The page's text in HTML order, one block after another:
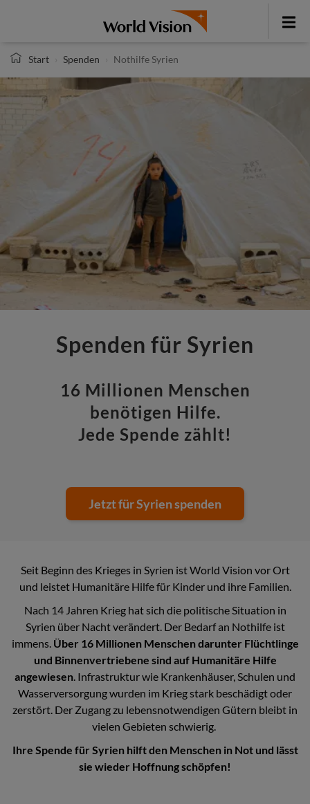
Toggle
Start
Spenden Nothilfe Syrien
Spenden für Syrien
16 Millionen Menschen
benötigen Hilfe.
Jede Spende zählt!
Jetzt für Syrien spenden
Seit Beginn des Krieges in Syrien ist World Vision vor Ort
und leistet Humanitäre Hilfe für Kinder und ihre Familien.
Nach 14 Jahren Krieg hat sich die politische Situation in
Syrien über Nacht verändert. Der Bedarf an Nothilfe ist
immens. Über 16 Millionen Menschen darunter Flüchtlinge
und Binnenvertriebene sind auf Humanitäre Hilfe
angewiesen . Infrastruktur wie Krankenhäuser, Schulen und
Wasserversorgung wurden im Krieg stark beschädigt oder
zerstört. Der Zugang zu lebensnotwendigen Gütern bleibt in
vielen Gebieten schwierig.
Ihre Spende für Syrien hilft den Menschen in Not und lässt
sie wieder Hoffnung schöpfen!